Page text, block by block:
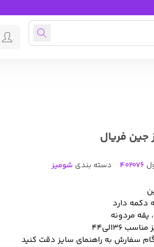
جین فریال
402076 دسته بندی شومیز
دکمه دارد
یقه مردونه
۳۶الی۴۴
سفارش به راهنمای سایز دقت کنید